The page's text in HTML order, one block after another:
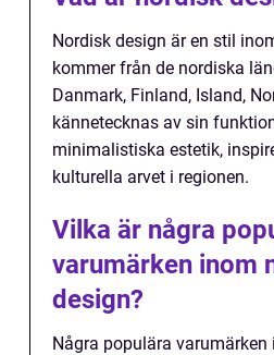
Nordisk design är en stil
kommer från de nordiska
Danmark, Finland, Island,
kännetecknas av sin
minimalistiska estetik,
kulturella arvet i regionen.
Vilka är några
varumärken inom
design?
Några populära